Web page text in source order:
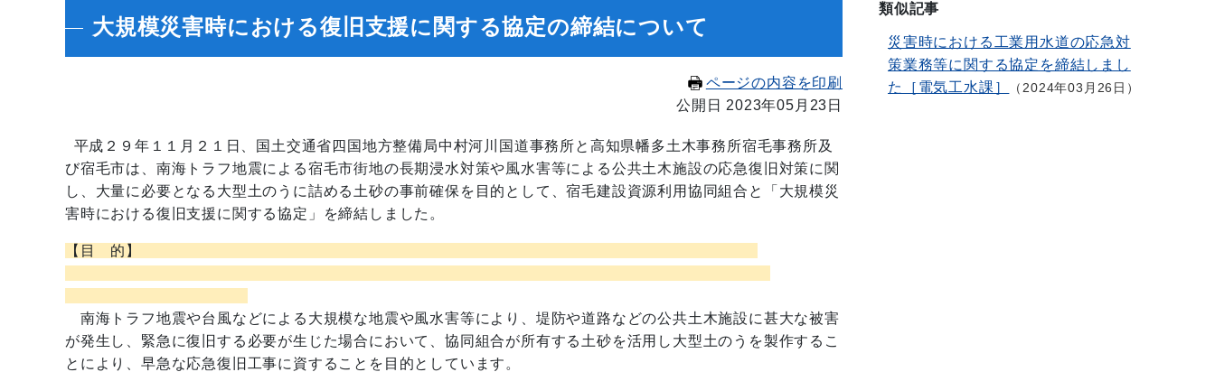
大規模災害時における復旧支援に関する協定の締結について
ページの内容を印刷
公開日 2023年05月23日
平成２９年１１月２１日、国土交通省四国地方整備局中村河川国道事務所と高知県幡多土木事務所宿毛事務所及
び宿毛市は、南海トラフ地震による宿毛市街地の長期浸水対策や風水害等による公共土木施設の応急復旧対策に関
し、大量に必要となる大型土のうに詰める土砂の事前確保を目的として、宿毛建設資源利用協同組合と「大規模災
害時における復旧支援に関する協定」を締結しました。
【目 的】
南海トラフ地震や台風などによる大規模な地震や風水害等により、堤防や道路などの公共土木施設に甚大な被害
が発生し、緊急に復旧する必要が生じた場合において、協同組合が所有する土砂を活用し大型土のうを製作するこ
とにより、早急な応急復旧工事に資することを目的としています。
類似記事
災害時における工業用水道の応急対
策業務等に関する協定を締結しまし
た［電気工水課］
2024年03月26日